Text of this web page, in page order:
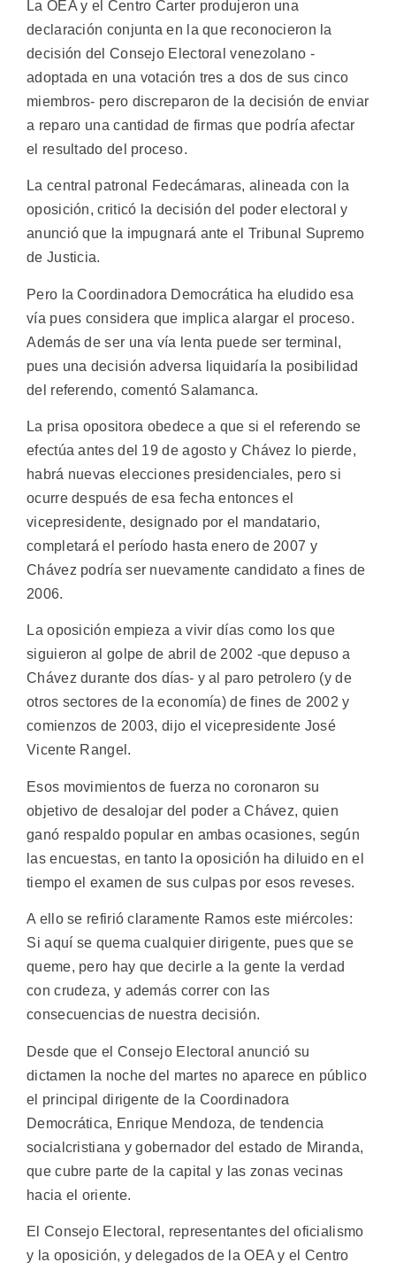
La OEA y el Centro Carter produjeron una
declaración conjunta en la que reconocieron la
decisión del Consejo Electoral venezolano -
adoptada en una votación tres a dos de sus cinco
miembros- pero discreparon de la decisión de enviar
a reparo una cantidad de firmas que podría afectar
el resultado del proceso.
La central patronal Fedecámaras, alineada con la
oposición, criticó la decisión del poder electoral y
anunció que la impugnará ante el Tribunal Supremo
de Justicia.
Pero la Coordinadora Democrática ha eludido esa
vía pues considera que implica alargar el proceso.
Además de ser una vía lenta puede ser terminal,
pues una decisión adversa liquidaría la posibilidad
del referendo, comentó Salamanca.
La prisa opositora obedece a que si el referendo se
efectúa antes del 19 de agosto y Chávez lo pierde,
habrá nuevas elecciones presidenciales, pero si
ocurre después de esa fecha entonces el
vicepresidente, designado por el mandatario,
completará el período hasta enero de 2007 y
Chávez podría ser nuevamente candidato a fines de
2006.
La oposición empieza a vivir días como los que
siguieron al golpe de abril de 2002 -que depuso a
Chávez durante dos días- y al paro petrolero (y de
otros sectores de la economía) de fines de 2002 y
comienzos de 2003, dijo el vicepresidente José
Vicente Rangel.
Esos movimientos de fuerza no coronaron su
objetivo de desalojar del poder a Chávez, quien
ganó respaldo popular en ambas ocasiones, según
las encuestas, en tanto la oposición ha diluido en el
tiempo el examen de sus culpas por esos reveses.
A ello se refirió claramente Ramos este miércoles:
Si aquí se quema cualquier dirigente, pues que se
queme, pero hay que decirle a la gente la verdad
con crudeza, y además correr con las
consecuencias de nuestra decisión.
Desde que el Consejo Electoral anunció su
dictamen la noche del martes no aparece en público
el principal dirigente de la Coordinadora
Democrática, Enrique Mendoza, de tendencia
socialcristiana y gobernador del estado de Miranda,
que cubre parte de la capital y las zonas vecinas
hacia el oriente.
El Consejo Electoral, representantes del oficialismo
y la oposición, y delegados de la OEA y el Centro